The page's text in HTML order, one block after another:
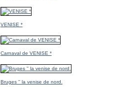
VENISE *
Carnaval de VENISE *
Bruges '' la venise de nord.